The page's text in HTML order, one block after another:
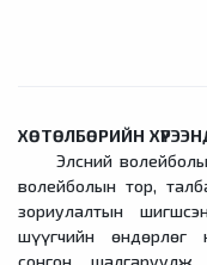
ХӨТӨЛБӨРИЙН
Элсний волейболын
волейболын тор,
зориулалтын
шүүгчийн өндөрлөг
сонгон шалгаруулж